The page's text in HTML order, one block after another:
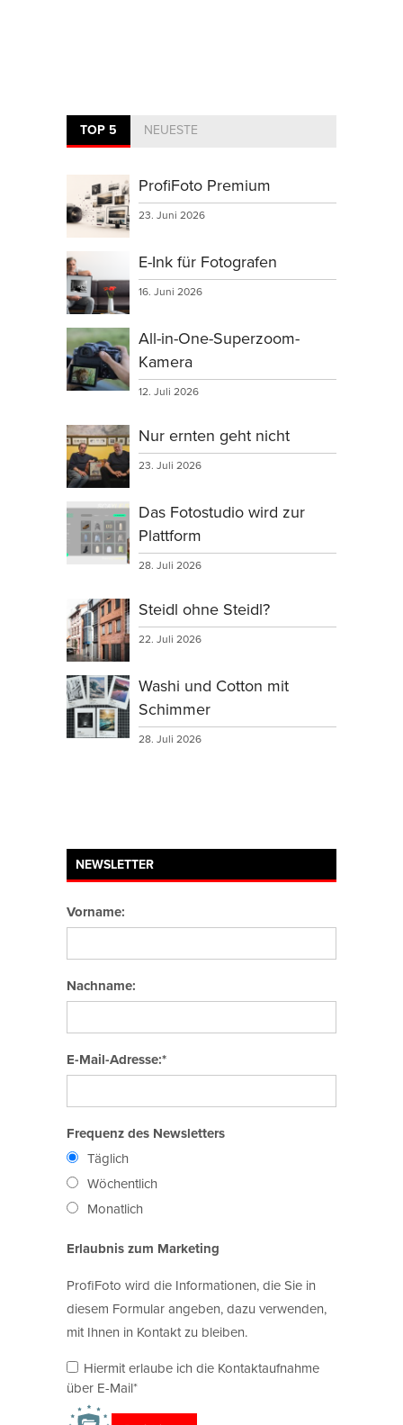
TOP 5 NEUESTE
ProfiFoto Premium
23. Juni 2026
E-Ink für Fotografen
16. Juni 2026
All-in-One-Superzoom-
Kamera
12. Juli 2026
Nur ernten geht nicht
23. Juli 2026
Das Fotostudio wird zur
Plattform
28. Juli 2026
Steidl ohne Steidl?
22. Juli 2026
Washi und Cotton mit
Schimmer
28. Juli 2026
NEWSLETTER
Vorname:
Nachname:
E-Mail-Adresse:*
Frequenz des Newsletters
Täglich
Wöchentlich
Monatlich
Erlaubnis zum Marketing
ProfiFoto wird die Informationen, die Sie in
diesem Formular angeben, dazu verwenden,
mit Ihnen in Kontakt zu bleiben.
Hiermit erlaube ich die Kontaktaufnahme
über E-Mail*